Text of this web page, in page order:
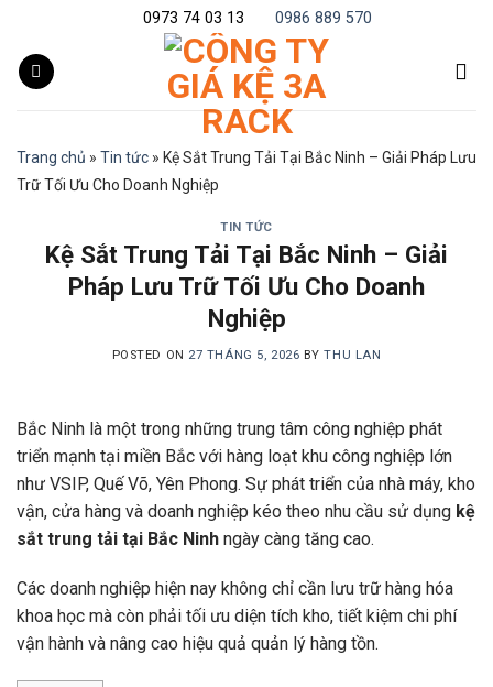
content
0973 74 03 13 0986 889 570
Trang chủ » Tin tức » Kệ Sắt Trung Tải Tại Bắc Ninh – Giải Pháp Lưu
Trữ Tối Ưu Cho Doanh Nghiệp
TIN TỨC
Kệ Sắt Trung Tải Tại Bắc Ninh – Giải
Pháp Lưu Trữ Tối Ưu Cho Doanh
Nghiệp
POSTED ON 27 THÁNG 5, 2026 BYTHU LAN
Bắc Ninh là một trong những trung tâm công nghiệp phát
triển mạnh tại miền Bắc với hàng loạt khu công nghiệp lớn
như VSIP, Quế Võ, Yên Phong. Sự phát triển của nhà máy, kho
vận, cửa hàng và doanh nghiệp kéo theo nhu cầu sử dụng kệ
sắt trung tải tại Bắc Ninh ngày càng tăng cao.
Các doanh nghiệp hiện nay không chỉ cần lưu trữ hàng hóa
khoa học mà còn phải tối ưu diện tích kho, tiết kiệm chi phí
vận hành và nâng cao hiệu quả quản lý hàng tồn.